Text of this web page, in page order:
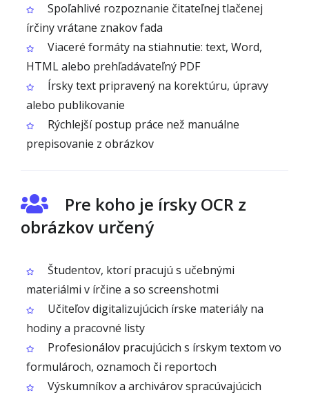
Spoľahlivé rozpoznanie čitateľnej tlačenej
írčiny vrátane znakov fada
Viaceré formáty na stiahnutie: text, Word,
HTML alebo prehľadávateľný PDF
Írsky text pripravený na korektúru, úpravy
alebo publikovanie
Rýchlejší postup práce než manuálne
prepisovanie z obrázkov
Pre koho je írsky OCR z
obrázkov určený
Študentov, ktorí pracujú s učebnými
materiálmi v írčine a so screenshotmi
Učiteľov digitalizujúcich írske materiály na
hodiny a pracovné listy
Profesionálov pracujúcich s írskym textom vo
formulároch, oznamoch či reportoch
Výskumníkov a archivárov spracúvajúcich